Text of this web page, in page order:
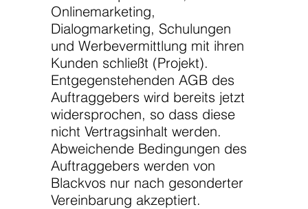
Onlinemarketing,
Dialogmarketing, Schulungen
und Werbevermittlung mit ihren
Kunden schließt (Projekt).
Entgegenstehenden AGB des
Auftraggebers wird bereits jetzt
widersprochen, so dass diese
nicht Vertragsinhalt werden.
Abweichende Bedingungen des
Auftraggebers werden von
Blackvos nur nach gesonderter
Vereinbarung akzeptiert.